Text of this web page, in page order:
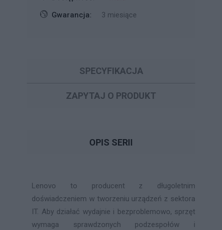
Gwarancja:
3 miesiące
SPECYFIKACJA
ZAPYTAJ O PRODUKT
OPIS SERII
Lenovo to producent z długoletnim
doświadczeniem w tworzeniu urządzeń z sektora
IT. Aby działać wydajnie i bezproblemowo, sprzęt
wymaga sprawdzonych podzespołów i